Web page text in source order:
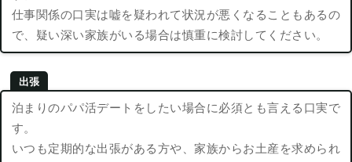
仕事関係の口実は嘘を疑われて状況が悪くなることもあるの
で、疑い深い家族がいる場合は慎重に検討してください。
出張
泊まりのパパ活デートをしたい場合に必須とも言える口実で
す。
いつも定期的な出張がある方や、家族からお土産を求められ